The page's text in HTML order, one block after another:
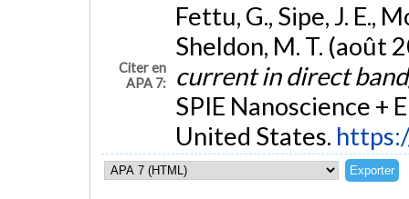
Citer en
APA 7:
Fettu, G., Sipe, J. E.,
Sheldon, M. T. (août
current in direct
SPIE Nanoscience +
United States.